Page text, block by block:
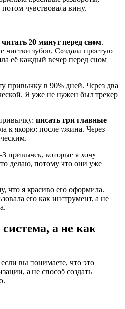
потом чувствовала вину.
читать 20 минут перед сном.
чистки зубов. Создала простую
её каждый вечер перед сном
привычку в 90% дней. Через два
Я уже не нужен был трекер
писать три главные
к якорю: после ужина. Через
привычек, которые я хочу
делаю, потому что они уже
что я красиво его оформила.
его как инструмент, а не
а не как
вы понимаете, что это
а не способ создать